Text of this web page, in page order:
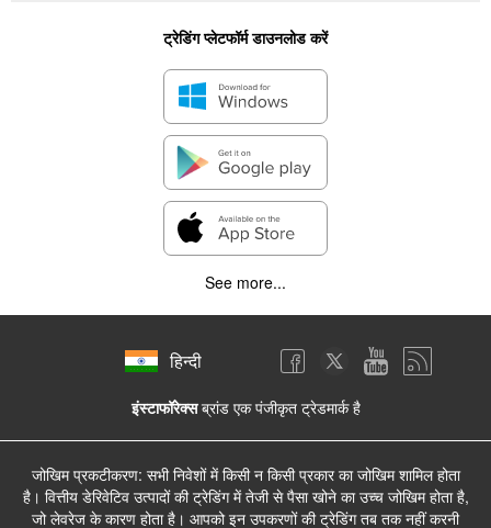
ट्रेडिंग प्लेटफॉर्म डाउनलोड करें
See more...
हिन्दी
इंस्टाफॉरेक्सब्रांड एक पंजीकृत ट्रेडमार्क है
जोखिम प्रकटीकरण: सभी निवेशों में किसी न किसी प्रकार का जोखिम शामिल होता
है। वित्तीय डेरिवेटिव उत्पादों की ट्रेडिंग में तेजी से पैसा खोने का उच्च जोखिम होता है,
जो लेवरेज के कारण होता है। आपको इन उपकरणों की ट्रेडिंग तब तक नहीं करनी